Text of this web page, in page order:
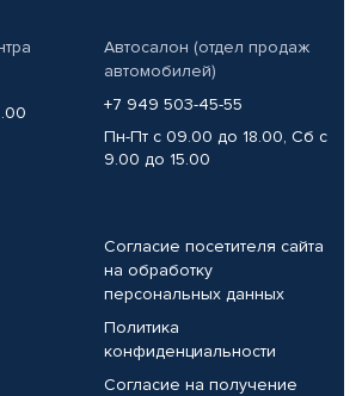
Автосалон (отдел продаж
автомобилей)
+7 949 503-45-55
Пн-Пт с 09.00 до 18.00, Сб с
9.00 до 15.00
Согласие посетителя сайта
на обработку
персональных данных
Политика
конфиденциальности
Согласие на получение